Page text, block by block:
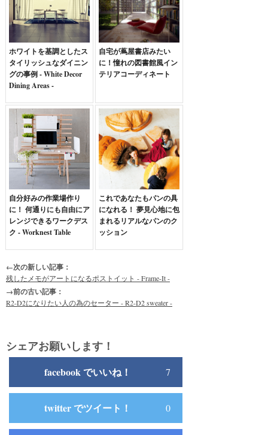
ホワイトを基調としたス
タイリッシュなダイニン
グの事例 - White Decor
Dining Areas -
自宅が蔦屋書店みたい
に！憧れの図書館風イン
テリアコーディネート
自分好みの作業場作り
に！ 何通りにも自由にア
レンジできるワークデス
ク - Worknest Table
これであなたもパンの具
になれる！ 夢見心地に包
まれるリアルなパンのク
ッション
←次の新しい記事：
残したメモがアートになるポストイット - Frame-It -
→前の古い記事：
R2-D2になりたい人の為のセーター - R2-D2 sweater -
シェアお願いします！
facebook でいいね！ 7
twitter でツイート！ 0